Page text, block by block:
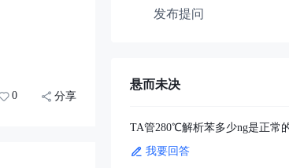
0 分享
发布提问
悬而未决
TA管280℃解析苯多少ng是正常
我要回答